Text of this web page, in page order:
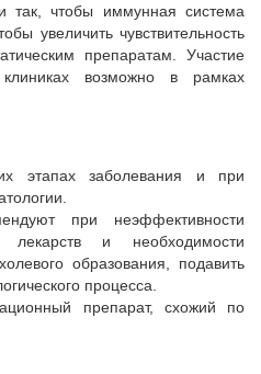
так, чтобы иммунная система
увеличить чувствительность
препаратам. Участие
возможно в рамках
этапах заболевания и при
при неэффективности
лекарств и необходимости
образования, подавить
процесса.
препарат, схожий по